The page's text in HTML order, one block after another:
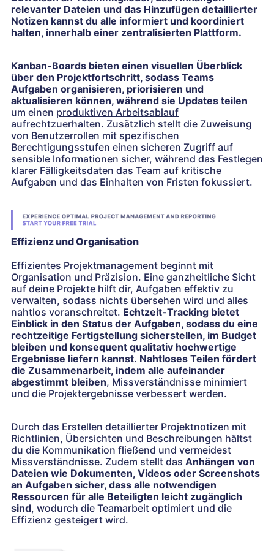
relevanter Dateien und das Hinzufügen detaillierter
Notizen kannst du alle informiert und koordiniert
halten, innerhalb einer zentralisierten Plattform.
Kanban-Boards bieten einen visuellen Überblick
über den Projektfortschritt, sodass Teams
Aufgaben organisieren, priorisieren und
aktualisieren können, während sie Updates teilen
um einen produktiven Arbeitsablauf
aufrechtzuerhalten. Zusätzlich stellt die Zuweisung
von Benutzerrollen mit spezifischen
Berechtigungsstufen einen sicheren Zugriff auf
sensible Informationen sicher, während das Festlegen
klarer Fälligkeitsdaten das Team auf kritische
Aufgaben und das Einhalten von Fristen fokussiert.
Effizienz und Organisation
Effizientes Projektmanagement beginnt mit
Organisation und Präzision. Eine ganzheitliche Sicht
auf deine Projekte hilft dir, Aufgaben effektiv zu
verwalten, sodass nichts übersehen wird und alles
nahtlos voranschreitet. Echtzeit-Tracking bietet
Einblick in den Status der Aufgaben, sodass du eine
rechtzeitige Fertigstellung sicherstellen, im Budget
bleiben und konsequent qualitativ hochwertige
Ergebnisse liefern kannst. Nahtloses Teilen fördert
die Zusammenarbeit, indem alle aufeinander
abgestimmt bleiben, Missverständnisse minimiert
und die Projektergebnisse verbessert werden.
Durch das Erstellen detaillierter Projektnotizen mit
Richtlinien, Übersichten und Beschreibungen hältst
du die Kommunikation fließend und vermeidest
Missverständnisse. Zudem stellt das Anhängen von
Dateien wie Dokumenten, Videos oder Screenshots
an Aufgaben sicher, dass alle notwendigen
Ressourcen für alle Beteiligten leicht zugänglich
sind, wodurch die Teamarbeit optimiert und die
Effizienz gesteigert wird.